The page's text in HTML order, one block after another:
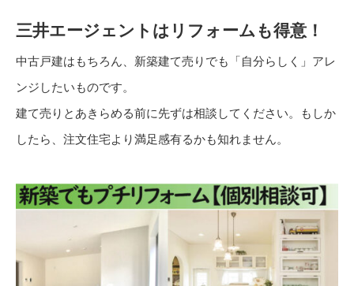
三井エージェントはリフォームも得意！
中古戸建はもちろん、新築建て売りでも「自分らしく」アレ
ンジしたいものです。
建て売りとあきらめる前に先ずは相談してください。もしか
したら、注文住宅より満足感有るかも知れません。